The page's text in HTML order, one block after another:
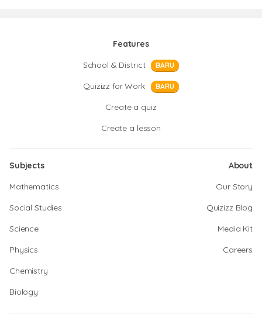
Features
School & District
BARU
Quizizz for Work BARU
Create a quiz
Create a lesson
Subjects
Mathematics
Social Studies
Science
Physics
Chemistry
Biology
About
Our Story
Quizizz Blog
Media Kit
Careers